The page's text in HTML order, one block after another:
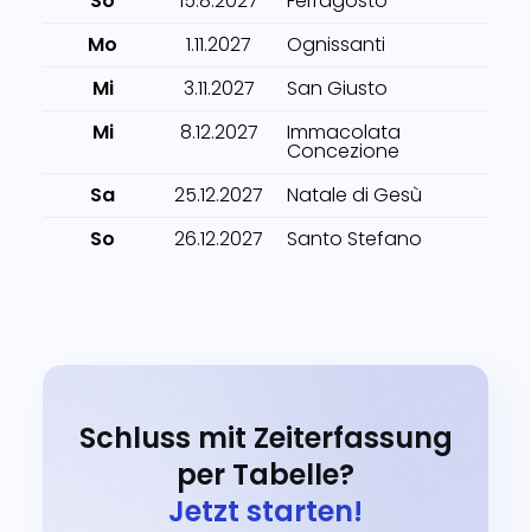
Mo
1.11.2027
Ognissanti
Mi
3.11.2027
San Giusto
Mi
8.12.2027 Immacolata
Concezione
Sa
25.12.2027
Natale di Gesù
So
26.12.2027 Santo Stefano
Schluss mit Zeiterfassung
per Tabelle?
Jetzt starten!